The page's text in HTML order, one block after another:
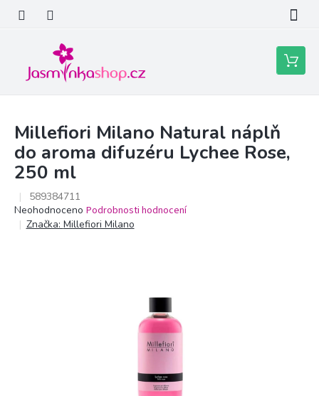
obsah
Nákupní
košík
Millefiori Milano Natural náplň
do aroma difuzéru Lychee Rose,
250 ml
589384711
Průměrné
hodnocení
Neohodnoceno Podrobnosti hodnocení
Značka: Millefiori Milano